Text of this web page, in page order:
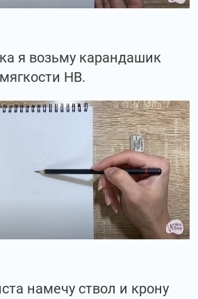
я возьму карандашик
мягкости НВ.
намечу ствол и крону